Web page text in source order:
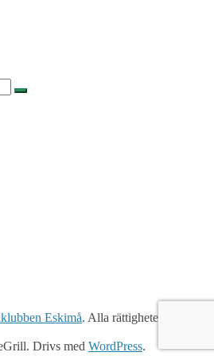
Eskimå. Alla rättigheter
Drivs med WordPress.